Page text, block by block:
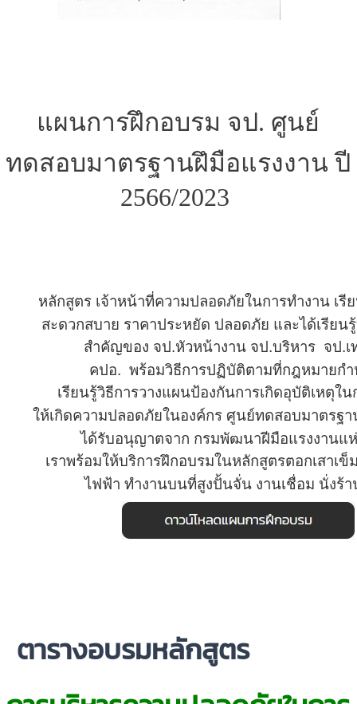
แผนการฝึกอบรม จป. ศูนย์
ทดสอบมาตรฐานฝึมือแรงงาน ปี
2566/2023
หลักสูตร เจ้าหน้าที่ความปลอดภัยในการทำงาน เรี
สะดวกสบาย ราคาประหยัด ปลอดภัย และได้เรีย
สำคัญของ จป.หัวหน้างาน จป.บริหาร จป.
คปอ.พร้อมวิธีการปฏิบัติตามที่กฎหมายก
เรียนรู้วิธีการวางแผนป้องกันการเกิดอุบัติเหตุใน
ให้เกิดความปลอดภัยในองค์กร ศูนย์ทดสอบมาตรฐ
ได้รับอนุญาตจาก กรมพัฒนาฝีมือแรงงานแ
เราพร้อมให้บริการฝึกอบรมในหลักสูตรตอกเสาเข็
ไฟฟ้า ทำงานบนที่สูงปั้นจั่น งานเชื่อม นั่งร้า
ตารางอบรมหลักสูตรออนไลน์